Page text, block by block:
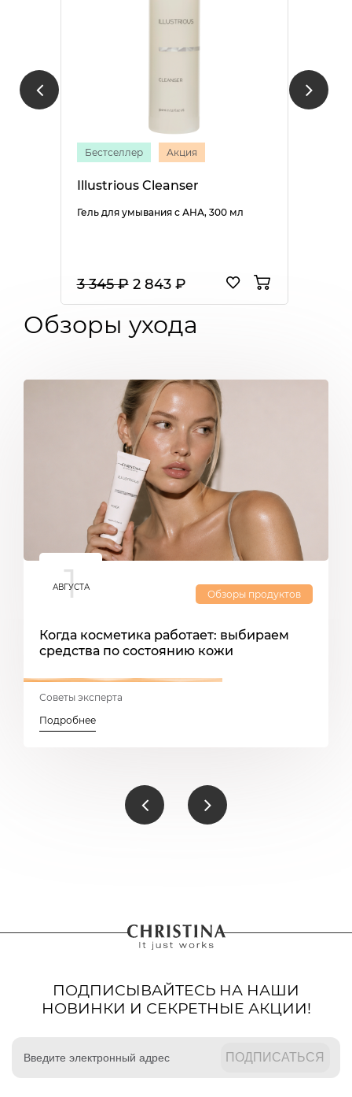
Бестселлер Акция
Illustrious Cleanser
Гель для умывания с АНА, 300 мл
3 345 ₽2 843 ₽
Обзоры ухода
1
АВГУСТА
Обзоры продуктов
Когда косметика работает: выбираем
средства по состоянию кожи
Советы эксперта
Подробнее
ПОДПИСЫВАЙТЕСЬ НА НАШИ
НОВИНКИ И СЕКРЕТНЫЕ АКЦИИ!